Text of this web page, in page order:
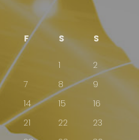
F S S
1
2
7 8
9
14 15
16
21 22
23